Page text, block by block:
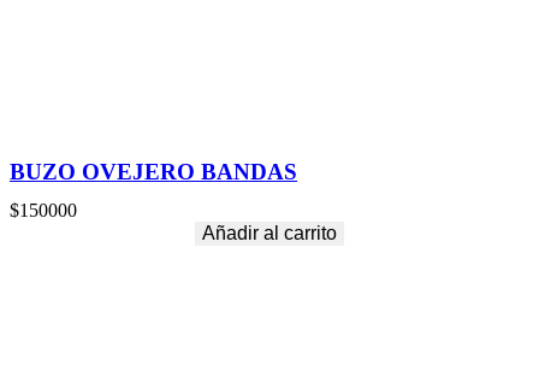
BUZO OVEJERO BANDAS
$150000
Añadir al carrito